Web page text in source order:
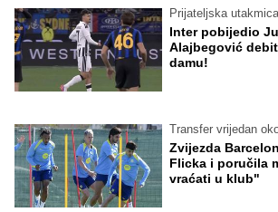
Prijateljska utakmica
Inter pobijedio
Alajbegović
damu!
Transfer vrijedan
Zvijezda
Flicka i poručila
vraćati u klub"